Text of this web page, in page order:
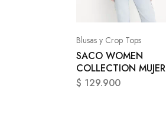
Blusas y Crop Tops
SACO WOMEN
COLLECTION MUJER
$ 129.900